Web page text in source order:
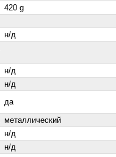
420 g
н/д
н/д
н/д
да
металлический
н/д
н/д